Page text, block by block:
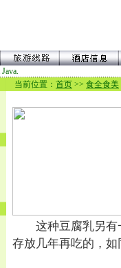
当前位置： 首页 >> 食全食美
这种豆腐乳另有一
存放几年再吃的，